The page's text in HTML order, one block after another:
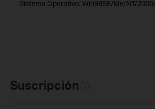
Sistema Operativo: Win98SE/Me/NT/
Suscripción